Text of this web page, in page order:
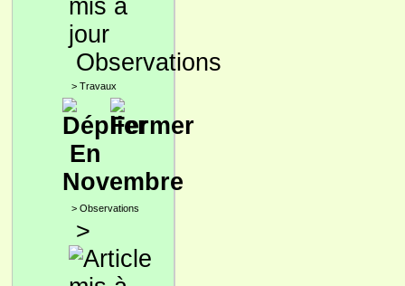
Observations
> Travaux
En
Novembre
> Observations
>